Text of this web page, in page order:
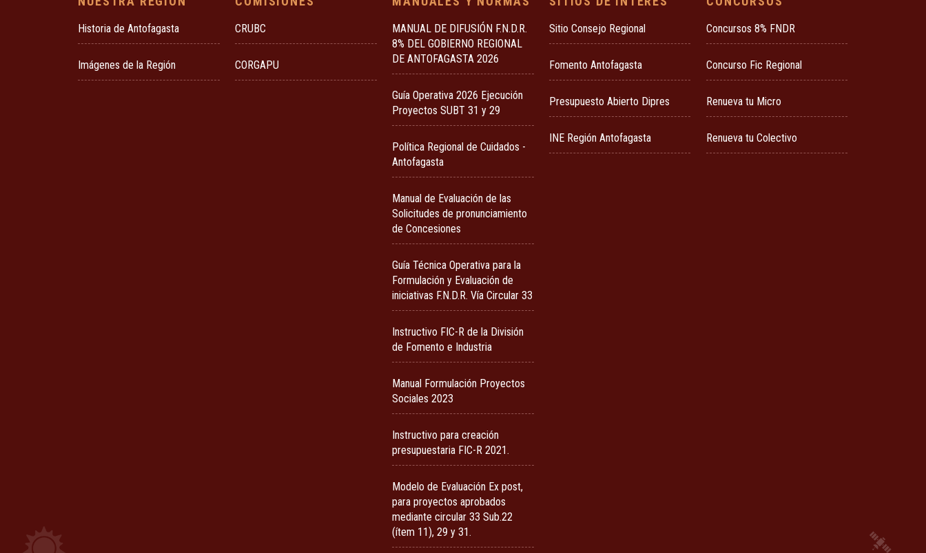
Historia de Antofagasta
Imágenes de la Región
CRUBC
CORGAPU
MANUAL DE DIFUSIÓN F.N.D.R.
8% DEL GOBIERNO REGIONAL
DE ANTOFAGASTA 2026
Guía Operativa 2026 Ejecución
Proyectos SUBT 31 y 29
Política Regional de Cuidados -
Antofagasta
Manual de Evaluación de las
Solicitudes de pronunciamiento
de Concesiones
Guía Técnica Operativa para la
Formulación y Evaluación de
iniciativas F.N.D.R. Vía Circular 33
Instructivo FIC-R de la División
de Fomento e Industria
Manual Formulación Proyectos
Sociales 2023
Instructivo para creación
presupuestaria FIC-R 2021.
Modelo de Evaluación Ex post,
para proyectos aprobados
mediante circular 33 Sub.22
(ítem 11), 29 y 31.
Sitio Consejo Regional
Fomento Antofagasta
Presupuesto Abierto Dipres
INE Región Antofagasta
Concursos 8% FNDR
Concurso Fic Regional
Renueva tu Micro
Renueva tu Colectivo